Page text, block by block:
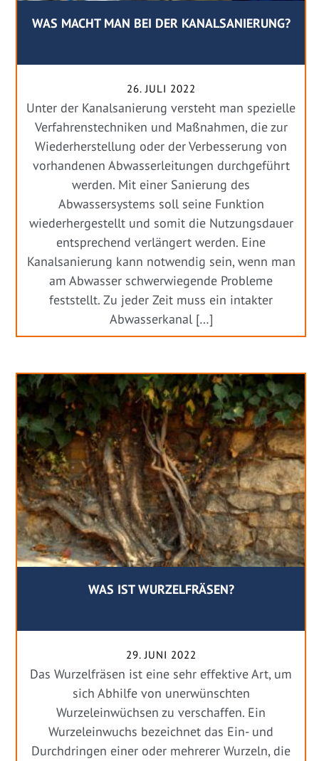
WAS MACHT MAN BEI DER KANALSANIERUNG?
26. JULI 2022
Unter der Kanalsanierung versteht man spezielle
Verfahrenstechniken und Maßnahmen, die zur
Wiederherstellung oder der Verbesserung von
vorhandenen Abwasserleitungen durchgeführt
werden. Mit einer Sanierung des
Abwassersystems soll seine Funktion
wiederhergestellt und somit die Nutzungsdauer
entsprechend verlängert werden. Eine
Kanalsanierung kann notwendig sein, wenn man
am Abwasser schwerwiegende Probleme
feststellt. Zu jeder Zeit muss ein intakter
Abwasserkanal […]
WAS IST WURZELFRÄSEN?
29. JUNI 2022
Das Wurzelfräsen ist eine sehr effektive Art, um
sich Abhilfe von unerwünschten
Wurzeleinwüchsen zu verschaffen. Ein
Wurzeleinwuchs bezeichnet das Ein- und
Durchdringen einer oder mehrerer Wurzeln, die